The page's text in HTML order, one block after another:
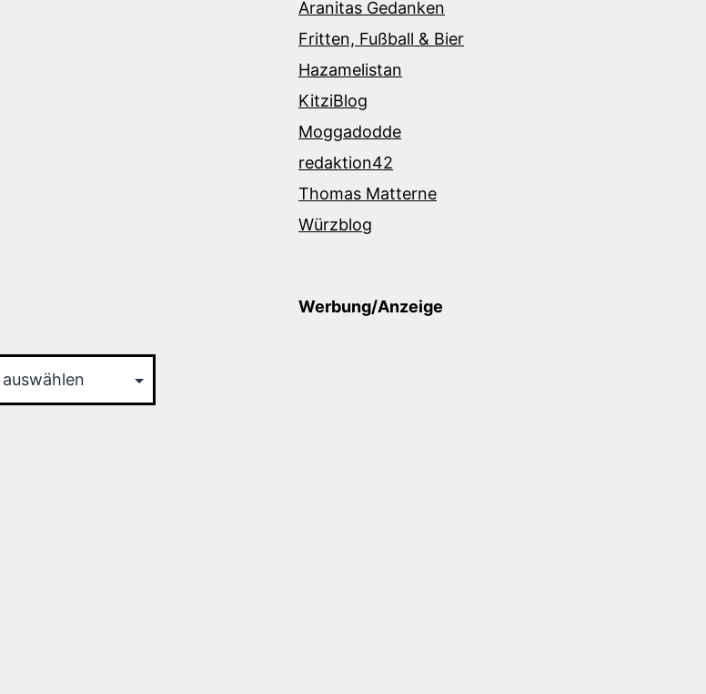
Aranitas Gedanken
Fritten, Fußball & Bier
Hazamelistan
KitziBlog
Moggadodde
redaktion42
Thomas Matterne
Würzblog
Werbung/Anzeige